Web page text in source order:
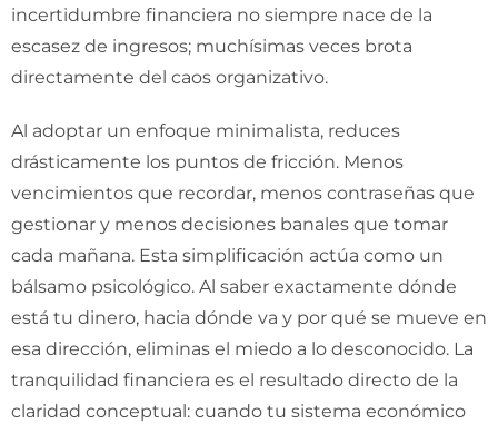
incertidumbre financiera no siempre nace de la
escasez de ingresos; muchísimas veces brota
directamente del caos organizativo.
Al adoptar un enfoque minimalista, reduces
drásticamente los puntos de fricción. Menos
vencimientos que recordar, menos contraseñas que
gestionar y menos decisiones banales que tomar
cada mañana. Esta simplificación actúa como un
bálsamo psicológico. Al saber exactamente dónde
está tu dinero, hacia dónde va y por qué se mueve en
esa dirección, eliminas el miedo a lo desconocido. La
tranquilidad financiera es el resultado directo de la
claridad conceptual: cuando tu sistema económico